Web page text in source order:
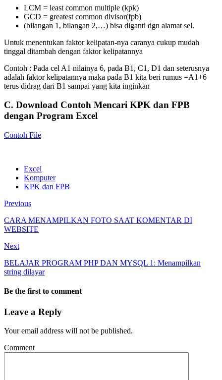
LCM = least common multiple (kpk)
GCD = greatest common divisor(fpb)
(bilangan 1, bilangan 2,…) bisa diganti dgn alamat sel.
Untuk menentukan faktor kelipatan-nya caranya cukup mudah
tinggal ditambah dengan faktor kelipatannya
Contoh : Pada cel A1 nilainya 6, pada B1, C1, D1 dan seterusnya
adalah faktor kelipatannya maka pada B1 kita beri rumus =A1+6
terus didrag dari B1 sampai yang kita inginkan
C. Download Contoh Mencari KPK dan FPB
dengan Program Excel
Contoh File
Excel
Komputer
KPK dan FPB
Previous
CARA MENAMPILKAN FOTO SAAT KOMENTAR DI
WEBSITE
Next
BELAJAR PROGRAM PHP DAN MYSQL 1: Menampilkan
string dilayar
Be the first to comment
Leave a Reply
Your email address will not be published.
Comment